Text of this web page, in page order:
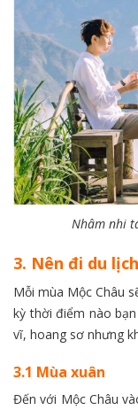
Nhâm nhi
3. Nên đi du
Mỗi mùa Mộc Châu
kỳ thời điểm nào
vĩ, hoang sơ nhưng
3.1 Mùa xuân
Đến với Mộc Châu